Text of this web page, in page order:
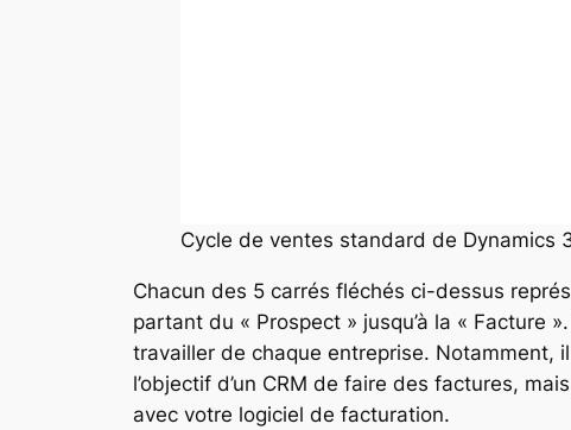
Cycle de ventes standard de Dynamics
Chacun des 5 carrés fléchés ci-dessus
partant du « Prospect » jusqu’à la « Facture
travailler de chaque entreprise. Notamment,
l’objectif d’un CRM de faire des factures,
avec votre logiciel de facturation.